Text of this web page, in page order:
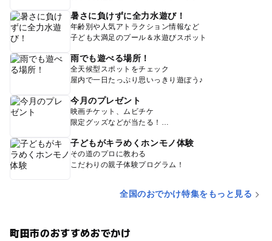
暑さに負けずに全力水遊び！
年齢別や人気アトラクション情報など
子ども大満足のプール＆水遊びスポット
雨でも遊べる場所！
全天候型スポットをチェック
屋内で一日たっぷり思いっきり遊ぼう♪
今月のプレゼント
映画チケット、ムビチケ
限定グッズなどが当たる！
子どもがキラめくホンモノ体験
その道のプロに教わる
こだわりの親子体験プログラム！
全国のおでかけ特集をもっと見る
町田市のおすすめおでかけ